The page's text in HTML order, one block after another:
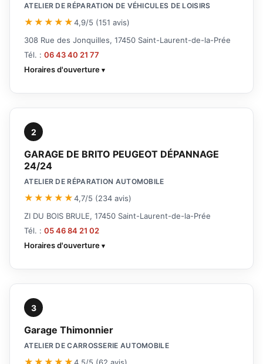
ATELIER DE RÉPARATION DE VÉHICULES DE LOISIRS
★★★★★4,9/5 (151 avis)
308 Rue des Jonquilles, 17450 Saint-Laurent-de-la-Prée
Tél. : 06 43 40 21 77
Horaires d'ouverture
2
GARAGE DE BRITO PEUGEOT DÉPANNAGE
24/24
ATELIER DE RÉPARATION AUTOMOBILE
★★★★★4,7/5 (234 avis)
ZI DU BOIS BRULE, 17450 Saint-Laurent-de-la-Prée
Tél. : 05 46 84 21 02
Horaires d'ouverture
3
Garage Thimonnier
ATELIER DE CARROSSERIE AUTOMOBILE